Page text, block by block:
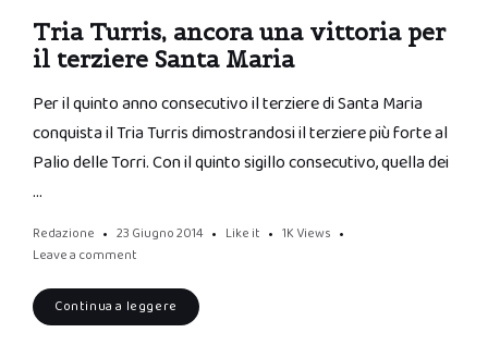
Tria Turris, ancora una vittoria per
il terziere Santa Maria
Per il quinto anno consecutivo il terziere di Santa Maria
conquista il Tria Turris dimostrandosi il terziere più forte al
Palio delle Torri. Con il quinto sigillo consecutivo, quella dei
…
Redazione 23 Giugno 2014 Like it 1K Views
Leave a comment
Continua a leggere